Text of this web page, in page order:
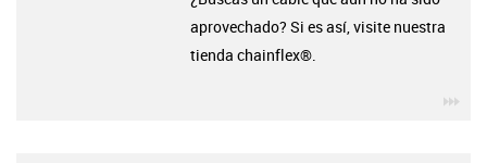
aprovechado? Si es así, visite nuestra
tienda chainflex®.